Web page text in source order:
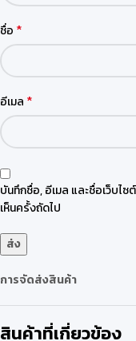
ชื่อ *
อีเมล *
บันทึกชื่อ, อีเมล และชื่อเว็บไ
เห็นครั้งถัดไป
การจัดส่งสินค้า
สินค้าที่เกี่ยวข้อง